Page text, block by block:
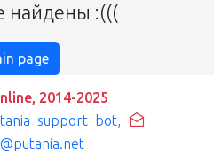
найдены :(((
page
2014-2025
,